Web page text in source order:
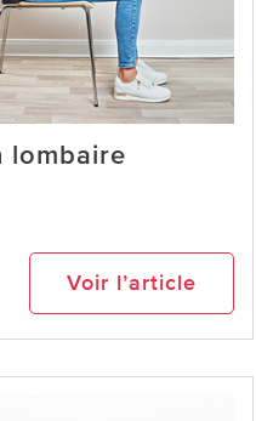
lombaire
Voir l’article